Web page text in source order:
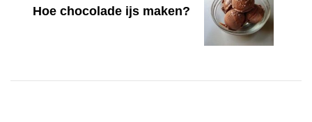
Hoe chocolade ijs maken?